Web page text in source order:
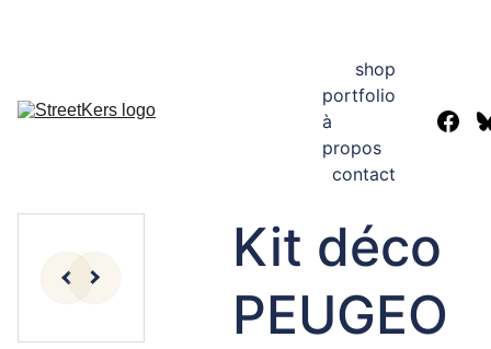
shop
portfolio
à
propos
contact
Kit déco
PEUGEO